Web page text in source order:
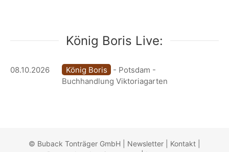
König Boris Live:
08.10.2026 König Boris
- Potsdam -
Buchhandlung Viktoriagarten
© Buback Tonträger GmbH | Newsletter Kontakt